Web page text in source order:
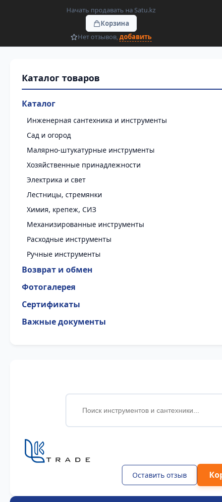
Начать продавать на Satu.kz
Корзина
Нет отзывов,добавить
Каталог
Инженерная сантехника и инструменты
Сад и огород
Малярно-штукатурные инструменты
Хозяйственные принадлежности
Электрика и свет
Лестницы, стремянки
Химия, крепеж, СИЗ
Механизированные инструменты
Расходные инструменты
Ручные инструменты
Возврат и обмен
Фотогалерея
Сертификаты
Важные документы
Оставить отзыв